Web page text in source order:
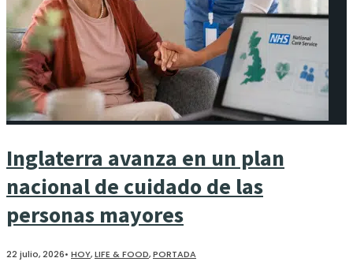
Inglaterra avanza en un plan
nacional de cuidado de las
personas mayores
22 julio, 2026• HOY,LIFE & FOOD,PORTADA